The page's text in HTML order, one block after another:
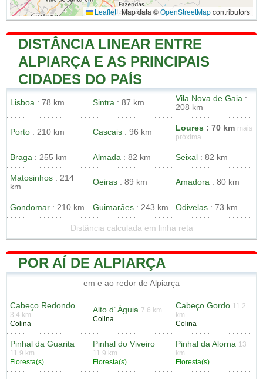
Leaflet |Map data ©OpenStreetMapcontributors
DISTÂNCIA LINEAR ENTRE
ALPIARÇA E AS PRINCIPAIS
CIDADES DO PAÍS
Lisboa : 78 km Sintra : 87 km Vila Nova de Gaia :
208 km
Porto : 210 km Cascais : 96 km Loures : 70 km mais
próxima
Braga : 255 km Almada : 82 km Seixal : 82 km
Matosinhos : 214
km
Oeiras : 89 km Amadora : 80 km
Gondomar : 210 km Guimarães : 243 km Odivelas : 73 km
Distância calculada em linha reta
POR AÍ DE ALPIARÇA
em e ao redor de Alpiarça
Cabeço Redondo
3.4 km
Colina
Alto d’ Águia 7.6 km
Colina
Cabeço Gordo 11.2
km
Colina
Pinhal da Guarita
11.9 km
Floresta(s)
Pinhal do Viveiro
11.9 km
Floresta(s)
Pinhal da Alorna 13
km
Floresta(s)